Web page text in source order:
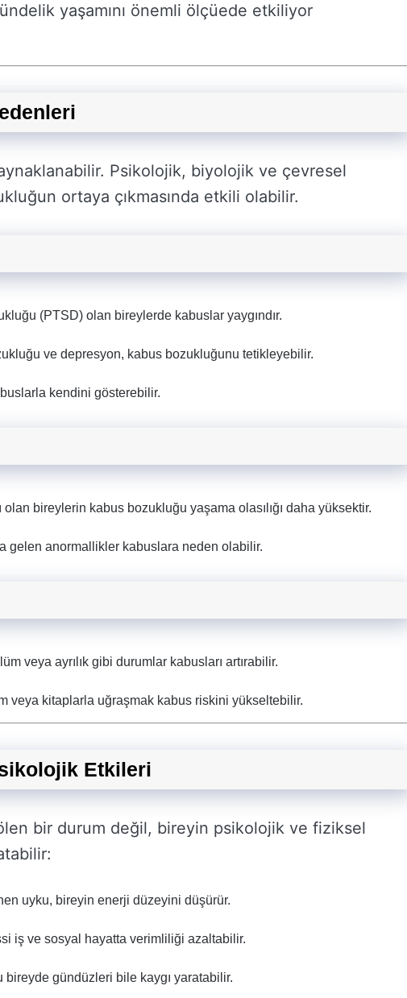
yaşamını önemli ölçüede etkiliyor
Psikolojik, biyolojik ve çevresel
ortaya çıkmasında etkili olabilir.
(PTSD) olan bireylerde kabuslar yaygındır.
ve depresyon, kabus bozukluğunu tetikleyebilir.
kendini gösterebilir.
bireylerin kabus bozukluğu yaşama olasılığı daha yüksektir.
gelen anormallikler kabuslara neden olabilir.
veya ayrılık gibi durumlar kabusları artırabilir.
veya kitaplarla uğraşmak kabus riskini yükseltebilir.
Etkileri
bir durum değil, bireyin psikolojik ve fiziksel
uyku, bireyin enerji düzeyini düşürür.
iş ve sosyal hayatta verimliliği azaltabilir.
bireyde gündüzleri bile kaygı yaratabilir.